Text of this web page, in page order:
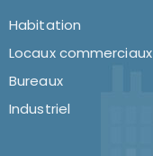
Habitation
Locaux commerciaux
Bureaux
Industriel